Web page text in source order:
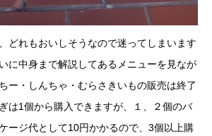
どれもおいしそうなので迷ってしまいます
に中身まで解説してあるメニューを見なが
ー・しんちゃ・むらさきいもの販売は終了
は1個から購入できますが、１、２個のバ
ージ代として10円かかるので、3個以上購